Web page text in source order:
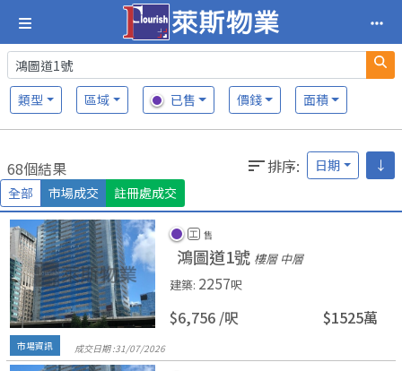
類型 區域 已售 價錢 面積
68個結果 排序: 日期
↓
全部
市場成交 註冊處成交
工 售
鴻圖道1號 樓層 中層
建築: 2257呎
$6,756 /呎 $1525萬
市場資訊 成交日期 :31/07/2026